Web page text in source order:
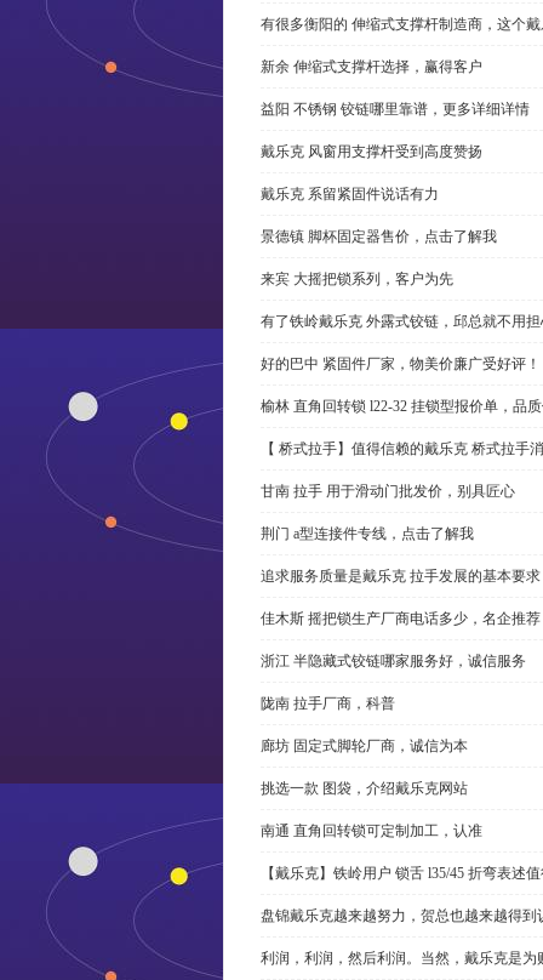
有很多衡阳的 伸缩式支撑杆制造商，这个
新余 伸缩式支撑杆选择，赢得客户
益阳 不锈钢 铰链哪里靠谱，更多详细详情
戴乐克 风窗用支撑杆受到高度赞扬
戴乐克 系留紧固件说话有力
景德镇 脚杯固定器售价，点击了解我
来宾 大摇把锁系列，客户为先
有了铁岭戴乐克 外露式铰链，邱总就不用
好的巴中 紧固件厂家，物美价廉广受好评！
榆林 直角回转锁 l22-32 挂锁型报价单，品
【 桥式拉手】值得信赖的戴乐克 桥式拉手
甘南 拉手 用于滑动门批发价，别具匠心
荆门 a型连接件专线，点击了解我
追求服务质量是戴乐克 拉手发展的基本要求
佳木斯 摇把锁生产厂商电话多少，名企推荐
浙江 半隐藏式铰链哪家服务好，诚信服务
陇南 拉手厂商，科普
廊坊 固定式脚轮厂商，诚信为本
挑选一款 图袋，介绍戴乐克网站
南通 直角回转锁可定制加工，认准
【戴乐克】铁岭用户 锁舌 l35/45 折弯表述
盘锦戴乐克越来越努力，贺总也越来越得到
利润，利润，然后利润。当然，戴乐克是为